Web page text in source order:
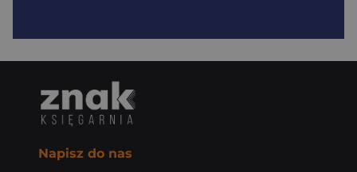
Napisz do nas